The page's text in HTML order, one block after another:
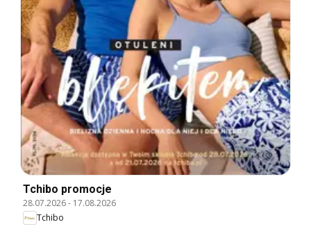
Tchibo promocje
28.07.2026- 17.08.2026
Tchibo